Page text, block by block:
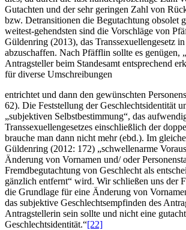
Gutachten und der sehr geringen Zahl von
bzw. Detransitionen die Begutachtung obsolet
weitest-gehendsten sind die Vorschläge von
Güldenring (2013), das Transsexuellengesetz
abzuschaffen. Nach Pfäfflin sollte es genügen,
Antragsteller beim Standesamt entsprechend
für diverse Umschreibungen
entrichtet und dann den gewünschten
62). Die Feststellung der Geschlechtsidentität
„subjektiven Selbstbestimmung“, das
Transsexuellengesetzes einschließlich der
brauche man dann nicht mehr (ebd.). Im
Güldenring (2012: 172) „schwellenarme
Änderung von Vornamen und/ oder
Fremdbegutachtung von Geschlecht als
gänzlich entfernt“ wird. Wir schließen uns der
die Grundlage für eine Änderung von
das subjektive Geschlechtsempfinden des
Antragstellerin sein sollte und nicht eine
Geschlechtsidentität.“[22]